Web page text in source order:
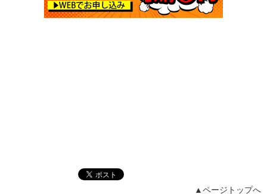
▲ページトップへ